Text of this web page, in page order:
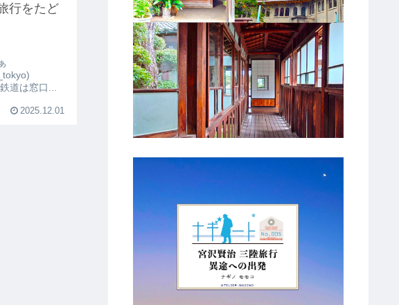
行をたど
道は窓口...
2025.12.01